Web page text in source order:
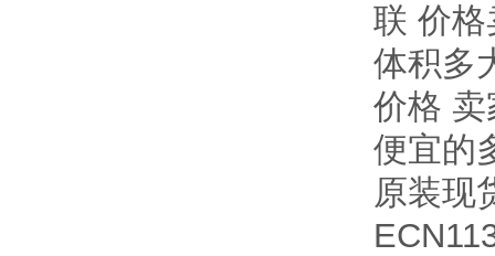
联 价
体积多
价格
便宜的
原装现